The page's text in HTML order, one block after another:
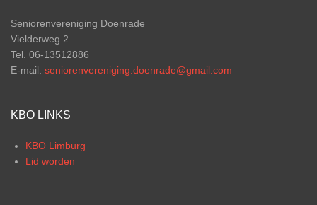
Seniorenvereniging Doenrade
Vielderweg 2
Tel. 06-13512886
E-mail: seniorenvereniging.doenrade@gmail.com
KBO LINKS
KBO Limburg
Lid worden